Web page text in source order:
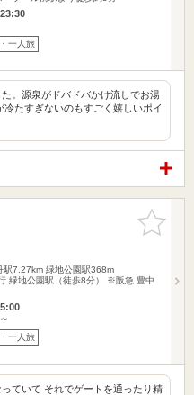
一人旅
。源泉がドバドバかけ流しでお湯
たすぎないのもすごく嬉しいポイ
お気に入
りに追加
駅7.27km 緑地公園駅368m
緑地公園駅（徒歩8分） ※阪急 豊中
一人旅
ていて それでゲートを通ったり精